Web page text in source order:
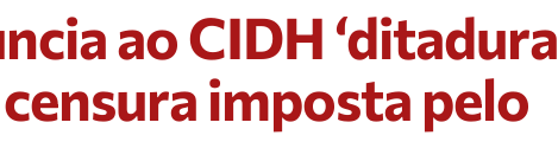
ao CIDH ‘ditadura
censura imposta pelo